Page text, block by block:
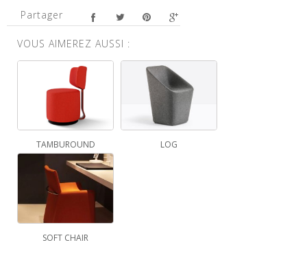
Partager
VOUS AIMEREZ AUSSI :
TAMBUROUND LOG
SOFT CHAIR